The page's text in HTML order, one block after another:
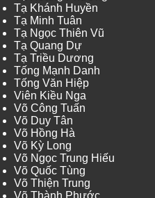
Tạ Khánh Huyền
Tạ Minh Tuân
Tạ Ngọc Thiên Vũ
Tạ Quang Dự
Tạ Triều Dương
Tống Mạnh Danh
Tống Văn Hiệp
Viên Kiều Nga
Võ Công Tuấn
Võ Duy Tân
Võ Hồng Hà
Võ Kỳ Long
Võ Ngọc Trung Hiếu
Võ Quốc Tùng
Võ Thiện Trung